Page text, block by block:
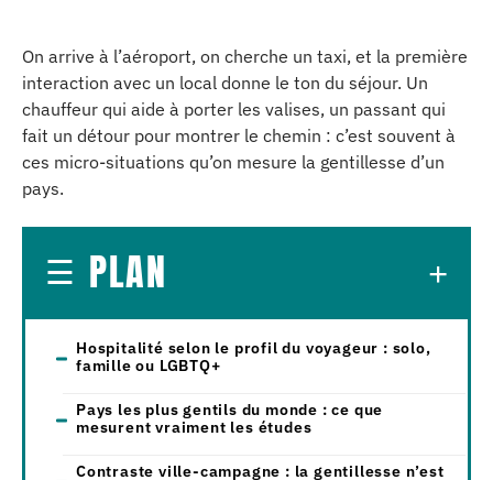
On arrive à l’aéroport, on cherche un taxi, et la première
interaction avec un local donne le ton du séjour. Un
chauffeur qui aide à porter les valises, un passant qui
fait un détour pour montrer le chemin : c’est souvent à
ces micro-situations qu’on mesure la gentillesse d’un
pays.
PLAN
Hospitalité selon le profil du voyageur : solo,
famille ou LGBTQ+
Pays les plus gentils du monde : ce que
mesurent vraiment les études
Contraste ville-campagne : la gentillesse n’est